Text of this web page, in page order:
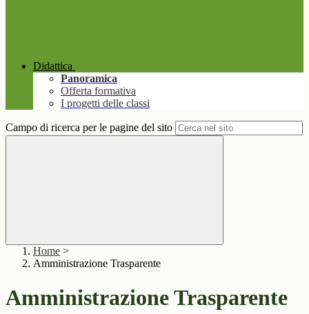
Didattica
Panoramica
Offerta formativa
I progetti delle classi
Campo di ricerca per le pagine del sito
Home >
Amministrazione Trasparente
Amministrazione Trasparente